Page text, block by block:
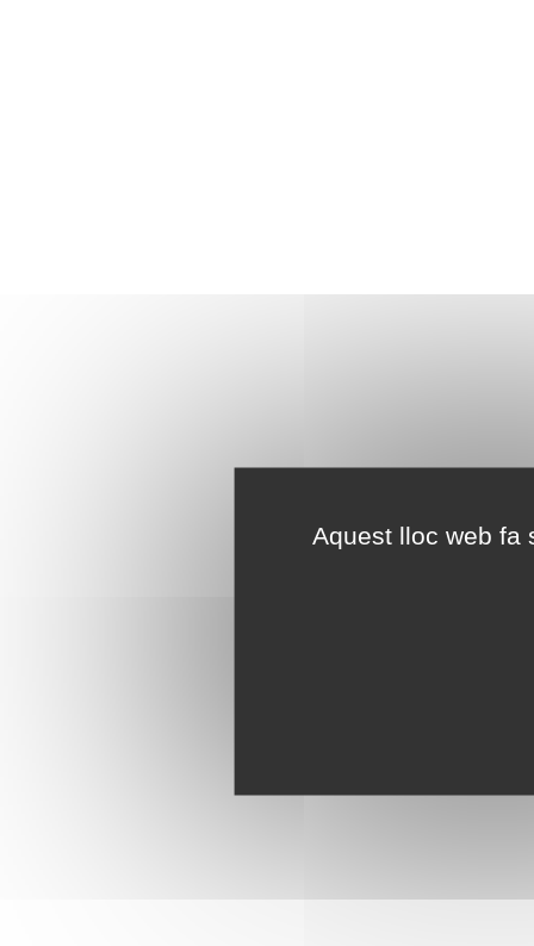
Aquest lloc web fa